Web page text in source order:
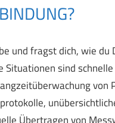
und fragst dich, wie
Situationen sind